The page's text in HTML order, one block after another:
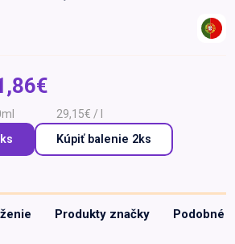
29,15€ / l
Kúpiťbalenie 2ks
Produkty značky Podobné